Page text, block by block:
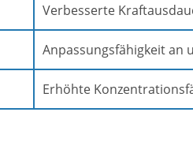
Verbesserte
Anpassungsfähigkeit an
Erhöhte